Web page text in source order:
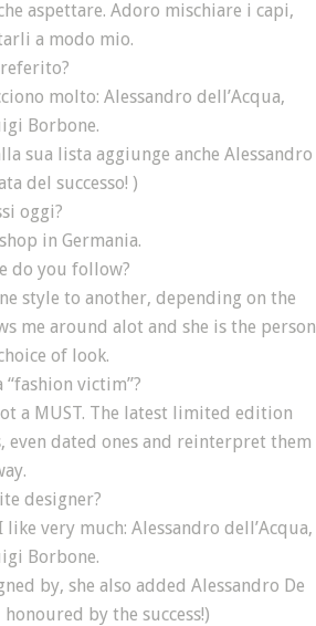
aspettare. Adoro mischiare i capi,
a modo mio.
molto: Alessandro dell’Acqua,
Borbone.
sua lista aggiunge anche Alessandro
del successo! )
oggi?
in Germania.
do you follow?
style to another, depending on the
me around alot and she is the person
of look.
victim”?
a MUST. The latest limited edition
dated ones and reinterpret them
designer?
very much: Alessandro dell’Acqua,
Borbone.
by, she also added Alessandro De
by the success!)